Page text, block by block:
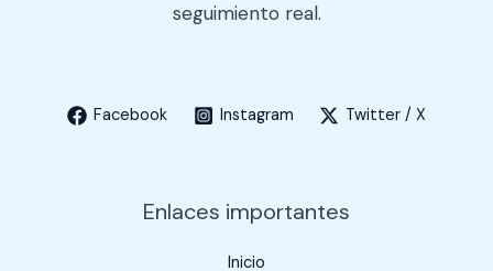
seguimiento real.
Facebook Instagram Twitter / X
Enlaces importantes
Inicio